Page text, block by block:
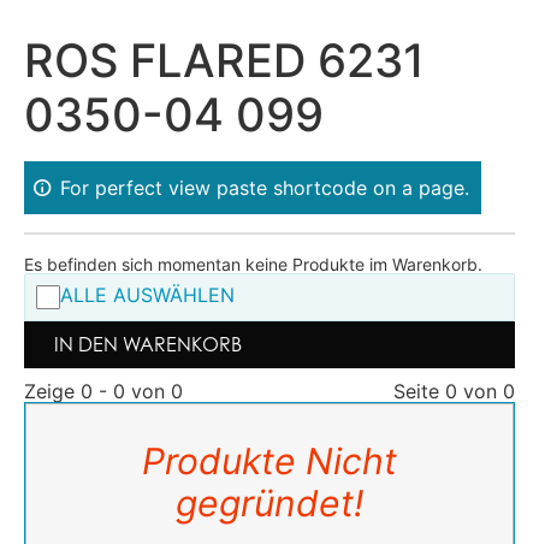
ROS FLARED 6231
0350-04 099
For perfect view paste shortcode on a page.
Es befinden sich momentan keine Produkte im Warenkorb.
ALLE AUSWÄHLEN
IN DEN WARENKORB
Zeige 0 - 0 von 0
Seite 0 von 0
Produkte Nicht
gegründet!